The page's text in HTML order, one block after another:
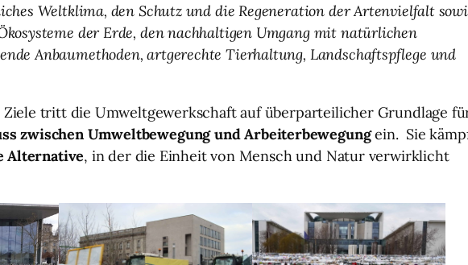
Weltklima, den Schutz und die Regeneration der Artenvielfalt
der Erde, den nachhaltigen Umgang mit natürlichen
Anbaumethoden, artgerechte Tierhaltung, Landschaftspflege und
tritt die Umweltgewerkschaft auf überparteilicher Grundlage
zwischen Umweltbewegung und Arbeiterbewegungein. Sie
Alternative, in der die Einheit von Mensch und Natur verwirklicht